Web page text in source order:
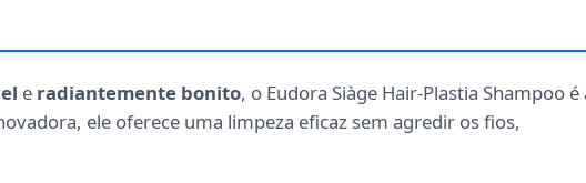
e radiantemente bonito, o Eudora Siàge Hair-Plastia Shampoo é
ele oferece uma limpeza eficaz sem agredir os fios,